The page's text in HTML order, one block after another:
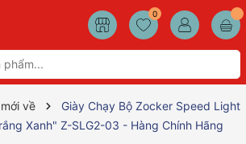
0
về
Giày Chạy Bộ Zocker Speed Light
Xanh" Z-SLG2-03 - Hàng Chính Hãng